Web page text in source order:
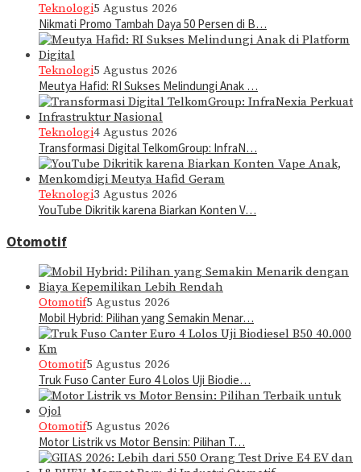
Teknologi5 Agustus 2026
Nikmati Promo Tambah Daya 50 Persen di B…
Teknologi5 Agustus 2026
Meutya Hafid: RI Sukses Melindungi Anak …
Teknologi4 Agustus 2026
Transformasi Digital TelkomGroup: InfraN…
Teknologi3 Agustus 2026
YouTube Dikritik karena Biarkan Konten V…
Otomotif
Otomotif5 Agustus 2026
Mobil Hybrid: Pilihan yang Semakin Menar…
Otomotif5 Agustus 2026
Truk Fuso Canter Euro 4 Lolos Uji Biodie…
Otomotif5 Agustus 2026
Motor Listrik vs Motor Bensin: Pilihan T…